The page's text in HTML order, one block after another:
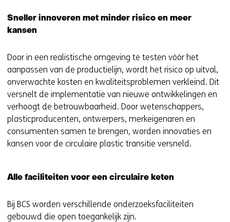
Sneller innoveren met minder risico en meer
kansen
Door in een realistische omgeving te testen vóór het
aanpassen van de productielijn, wordt het risico op uitval,
onverwachte kosten en kwaliteitsproblemen verkleind. Dit
versnelt de implementatie van nieuwe ontwikkelingen en
verhoogt de betrouwbaarheid. Door wetenschappers,
plasticproducenten, ontwerpers, merkeigenaren en
consumenten samen te brengen, worden innovaties en
kansen voor de circulaire plastic transitie versneld.
Alle faciliteiten voor een circulaire keten
Bij BCS worden verschillende onderzoeksfaciliteiten
gebouwd die open toegankelijk zijn.